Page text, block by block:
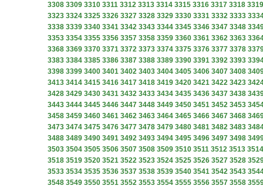
3308 3309 3310 3311 3312 3313 3314 3315 3316 3317 3318 3319
3323 3324 3325 3326 3327 3328 3329 3330 3331 3332 3333
3338 3339 3340 3341 3342 3343 3344 3345 3346 3347 3348
3353 3354 3355 3356 3357 3358 3359 3360 3361 3362 3363
3368 3369 3370 3371 3372 3373 3374 3375 3376 3377 3378
3383 3384 3385 3386 3387 3388 3389 3390 3391 3392 3393
3398 3399 3400 3401 3402 3403 3404 3405 3406 3407 3408
3413 3414 3415 3416 3417 3418 3419 3420 3421 3422 3423
3428 3429 3430 3431 3432 3433 3434 3435 3436 3437 3438
3443 3444 3445 3446 3447 3448 3449 3450 3451 3452 3453
3458 3459 3460 3461 3462 3463 3464 3465 3466 3467 3468
3473 3474 3475 3476 3477 3478 3479 3480 3481 3482 3483
3488 3489 3490 3491 3492 3493 3494 3495 3496 3497 3498
3503 3504 3505 3506 3507 3508 3509 3510 3511 3512 3513 3514
3518 3519 3520 3521 3522 3523 3524 3525 3526 3527 3528
3533 3534 3535 3536 3537 3538 3539 3540 3541 3542 3543
3548 3549 3550 3551 3552 3553 3554 3555 3556 3557 3558